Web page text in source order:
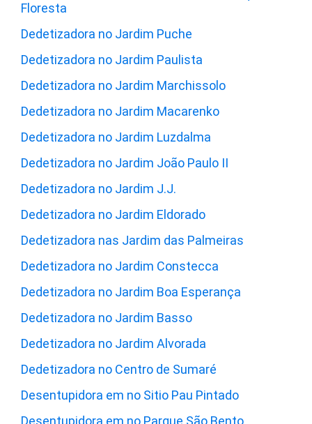
Floresta
Dedetizadora no Jardim Puche
Dedetizadora no Jardim Paulista
Dedetizadora no Jardim Marchissolo
Dedetizadora no Jardim Macarenko
Dedetizadora no Jardim Luzdalma
Dedetizadora no Jardim João Paulo II
Dedetizadora no Jardim J.J.
Dedetizadora no Jardim Eldorado
Dedetizadora nas Jardim das Palmeiras
Dedetizadora no Jardim Constecca
Dedetizadora no Jardim Boa Esperança
Dedetizadora no Jardim Basso
Dedetizadora no Jardim Alvorada
Dedetizadora no Centro de Sumaré
Desentupidora em no Sitio Pau Pintado
Desentupidora em no Parque São Bento